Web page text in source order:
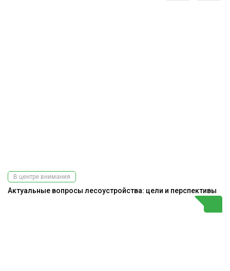
В центре внимания
Актуальные вопросы лесоустройства: цели и перспективы